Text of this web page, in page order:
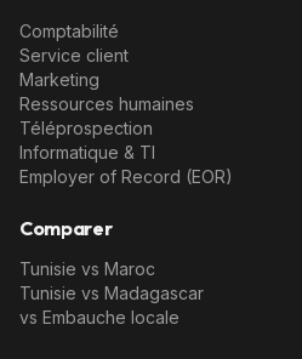
Comptabilité
Service client
Marketing
Ressources humaines
Téléprospection
Informatique & TI
Employer of Record (EOR)
Comparer
Tunisie vs Maroc
Tunisie vs Madagascar
vs Embauche locale